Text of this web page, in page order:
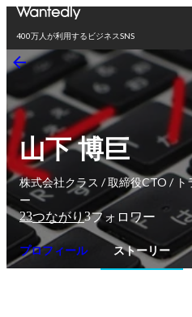
400万人が利用するビジネスSNS
山下 博巨
株式会社クラス / 取締役CTO / ト
ー
23つながり3フォロワー
プロフィール ストーリー